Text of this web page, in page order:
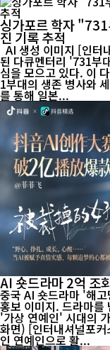
싱가포르 학자
진 기록 추적
AI 생성 이미지 [인터내셔널포커스] 최근 싱가포르에서 제작·방영
된 다큐멘터리 '731부
심을 모으고 있다. 이
1부대의 생존 병사와
를 통해 일본...
AI 숏드라마 2억 조
중국 AI 숏드라마 '해
홍보 이미지. 드라마를
'가상 연예인' 시대의
화면) [인터내셔널포커스] AI가 만든 배우가 드라마를 넘어 독립적
인 연예인으로 활...